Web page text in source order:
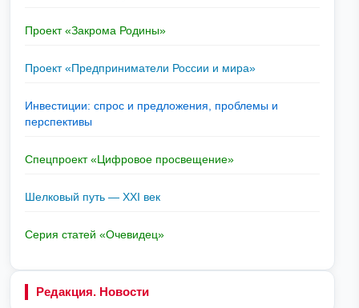
Проект «Закрома Родины»
Проект «Предприниматели России и мира»
Инвестиции: спрос и предложения, проблемы и
перспективы
Спецпроект «Цифровое просвещение»
Шелковый путь — XXI век
Серия статей «Очевидец»
Редакция. Новости